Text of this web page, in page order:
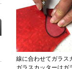
線に合わせてガラス
ガラスカッターはガ